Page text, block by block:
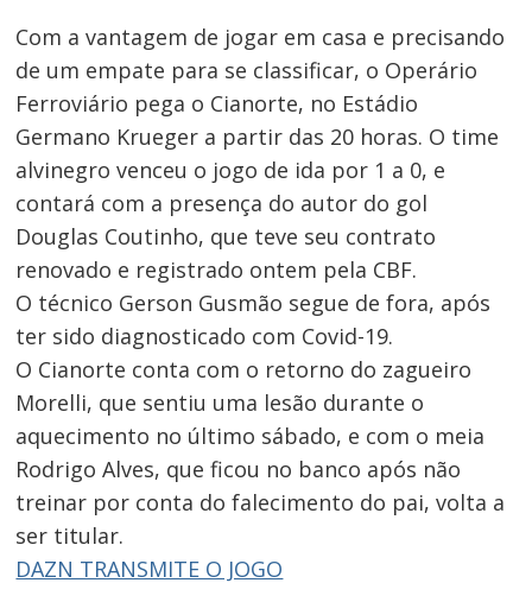
Com a vantagem de jogar em casa e precisando
de um empate para se classificar, o Operário
Ferroviário pega o Cianorte, no Estádio
Germano Krueger a partir das 20 horas. O time
alvinegro venceu o jogo de ida por 1 a 0, e
contará com a presença do autor do gol
Douglas Coutinho, que teve seu contrato
renovado e registrado ontem pela CBF.
O técnico Gerson Gusmão segue de fora, após
ter sido diagnosticado com Covid-19.
O Cianorte conta com o retorno do zagueiro
Morelli, que sentiu uma lesão durante o
aquecimento no último sábado, e com o meia
Rodrigo Alves, que ficou no banco após não
treinar por conta do falecimento do pai, volta a
ser titular.
DAZN TRANSMITE O JOGO
Navegação
de